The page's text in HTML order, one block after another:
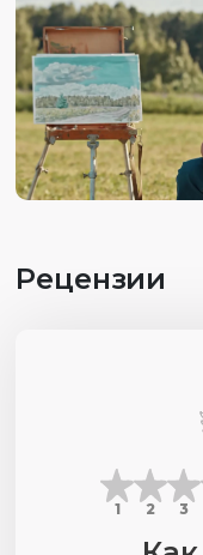
Рецензии
1 2 3